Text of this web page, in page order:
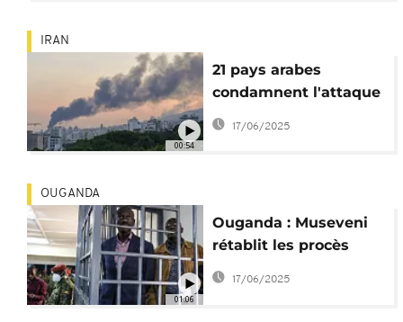
00:54
IRAN
21 pays arabes
condamnent l'attaque
d'Israël contre l'Iran
17/06/2025
01:06
OUGANDA
Ouganda : Museveni
rétablit les procès
militaires pour les
17/06/2025